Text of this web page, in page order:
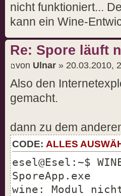
nicht funktioniert...
kann ein Wine-
Re: Spore läuft
von Ulnar » 20.03.2010,
Also den
gemacht.
dann zu dem
CODE: ALLES
esel@Esel:~$
SporeApp.exe
wine: Modul